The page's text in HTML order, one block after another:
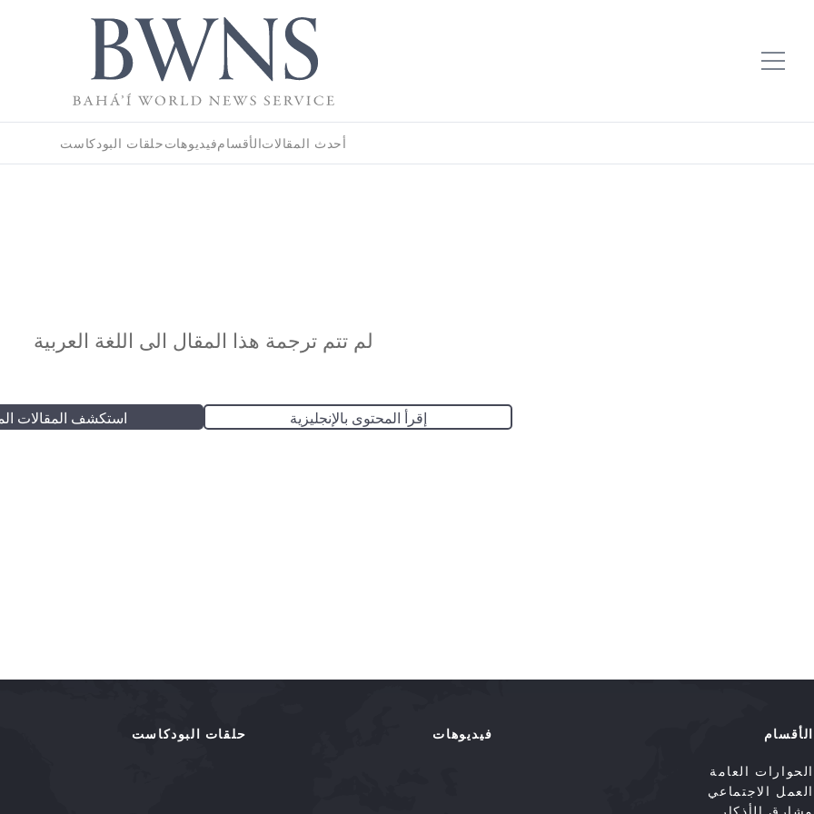
أحدث المقالاتالأقسامفيديوهاتحلقات البودكاست
لم تتم ترجمة هذا المقال الى اللغة العربية
إقرأ المحتوى بالإنجليزية استكشف المقالات
الأقسام
الحوارات العامة
العمل الاجتماعي
مشارق الأذكار
فيديوهات حلقات البودكاست